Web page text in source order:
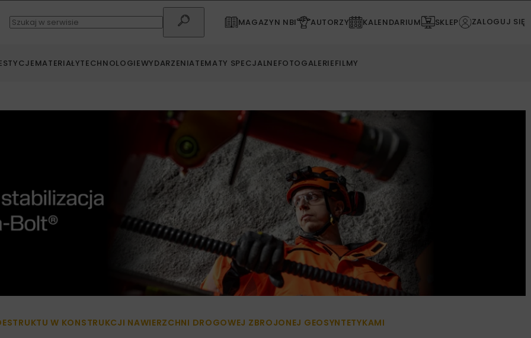
MAGAZYN NBI AUTORZY KALENDARIUM SKLEP ZALOGUJ SIĘ
MATERIAŁYTECHNOLOGIEWYDARZENIATEMATY SPECJALNEFOTOGALERIEFILMY
W KONSTRUKCJI NAWIERZCHNI DROGOWEJ ZBROJONEJ GEOSYNTETYKAMI